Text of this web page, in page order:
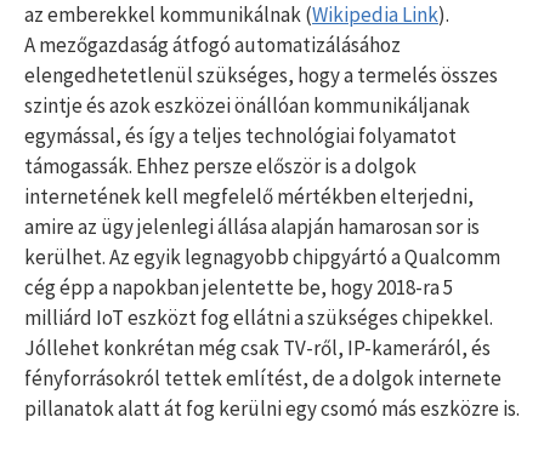
az emberekkel kommunikálnak (Wikipedia Link).
A mezőgazdaság átfogó automatizálásához
elengedhetetlenül szükséges, hogy a termelés összes
szintje és azok eszközei önállóan kommunikáljanak
egymással, és így a teljes technológiai folyamatot
támogassák. Ehhez persze először is a dolgok
internetének kell megfelelő mértékben elterjedni,
amire az ügy jelenlegi állása alapján hamarosan sor is
kerülhet. Az egyik legnagyobb chipgyártó a Qualcomm
cég épp a napokban jelentette be, hogy 2018-ra 5
milliárd IoT eszközt fog ellátni a szükséges chipekkel.
Jóllehet konkrétan még csak TV-ről, IP-kameráról, és
fényforrásokról tettek említést, de a dolgok internete
pillanatok alatt át fog kerülni egy csomó más eszközre is.